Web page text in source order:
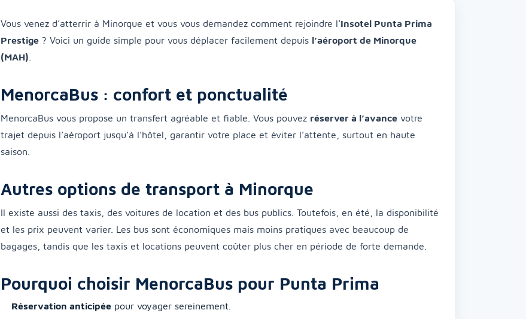
Vous venez d’atterrir à Minorque et vous vous demandez comment rejoindre l’Insotel Punta Prima
Prestige ? Voici un guide simple pour vous déplacer facilement depuis l’aéroport de Minorque
(MAH)
MenorcaBus : confort et ponctualité
MenorcaBus vous propose un transfert agréable et fiable. Vous pouvez réserver à l’avance votre
trajet depuis l’aéroport jusqu’à l’hôtel, garantir votre place et éviter l’attente, surtout en haute
saison.
Autres options de transport à Minorque
Il existe aussi des taxis, des voitures de location et des bus publics. Toutefois, en été, la disponibilité
et les prix peuvent varier. Les bus sont économiques mais moins pratiques avec beaucoup de
bagages, tandis que les taxis et locations peuvent coûter plus cher en période de forte demande.
Pourquoi choisir MenorcaBus pour Punta Prima
Réservation anticipée pour voyager sereinement.